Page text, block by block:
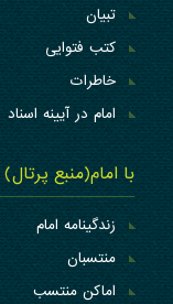
تبیان
کتب فتوایی
خاطرات
امام در آیینه اسناد
با امام(منبع پرتال)
زندگینامه امام
منتسبان
اماکن منتسب